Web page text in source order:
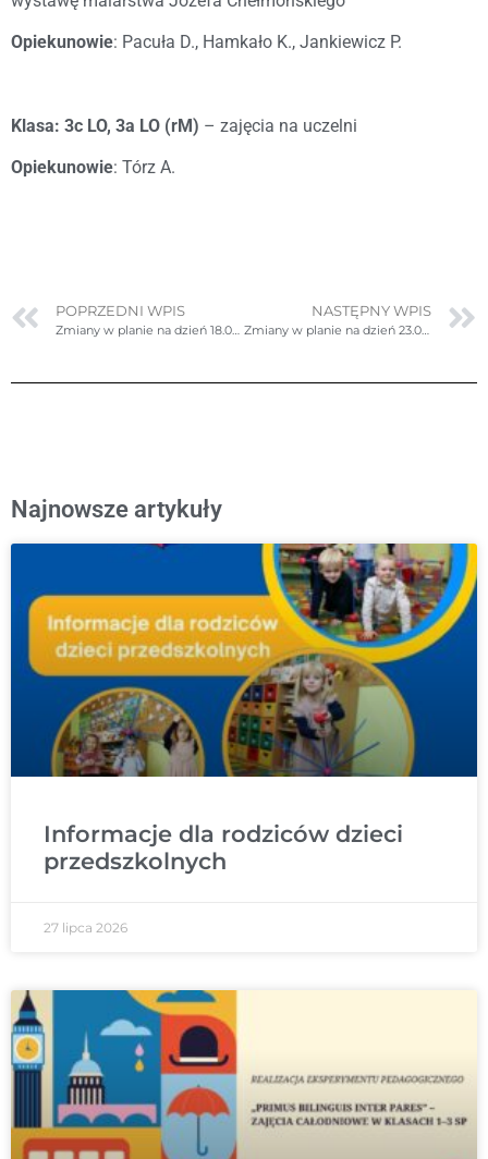
Opiekunowie: Pacuła D., Hamkało K., Jankiewicz P.
Klasa: 3c LO, 3a LO (rM) – zajęcia na uczelni
Opiekunowie: Tórz A.
POPRZEDNI WPIS NASTĘPNY WPIS
Zmiany w planie na dzień 23.06.2025r. (poniedziałek)
Najnowsze artykuły
Informacje dla rodziców dzieci
przedszkolnych
27 lipca 2026